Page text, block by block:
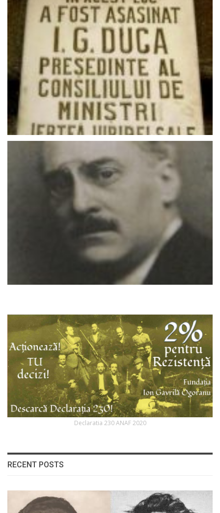
Declaratia 230 ANAF 2020
RECENT POSTS